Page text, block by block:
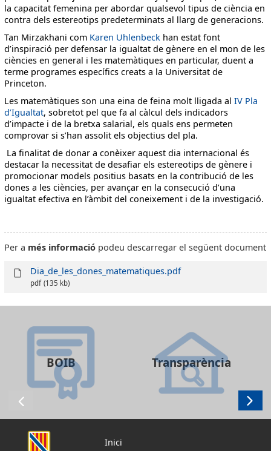
la capacitat femenina per abordar qualsevol tipus de ciència en
contra dels estereotips predeterminats al llarg de generacions.
Tan Mirzakhani com Karen Uhlenbeck han estat font
d’inspiració per defensar la igualtat de gènere en el mon de les
ciències en general i les matemàtiques en particular, duent a
terme programes específics creats a la Universitat de
Princeton.
Les matemàtiques son una eina de feina molt lligada al IV Pla
d’Igualtat, sobretot pel que fa al càlcul dels indicadors
d’impacte i de la bretxa salarial, els quals ens permeten
comprovar si s’han assolit els objectius del pla.
La finalitat de donar a conèixer aquest dia internacional és
destacar la necessitat de desafiar els estereotips de gènere i
promocionar models positius basats en la contribució de les
dones a les ciències, per avançar en la consecució d’una
igualtat efectiva en l’àmbit del coneixement i de la investigació.
Per a més informació podeu descarregar el següent document
Dia_de_les_dones_matematiques.pdf
pdf (135 kb)
BOIB Transparència
Inici